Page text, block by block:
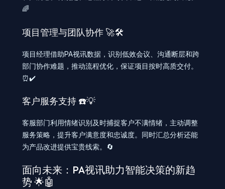
🌈
项目管理与团队协作 🚀🛠️
项目经理借助PA视讯数据，识别低效会议、沟通断层和跨
部门协作难题，推动流程优化，保证项目按时高质交付。
⏰✔️
客户服务支持 ☎️💡
客服部门利用情绪识别及时捕捉客户不满情绪，主动调整
服务策略，提升客户满意度和忠诚度。同时汇总分析还能
为产品改进提供宝贵线索。🔄
面向未来：PA视讯助力智能决策的新趋
势 🌟🤖